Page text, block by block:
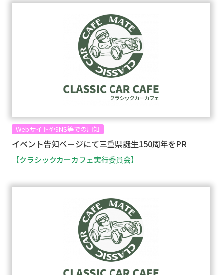
WebサイトやSNS等での周知
イベント告知ページにて三重県誕生150周年をPR
【クラシックカーカフェ実行委員会】